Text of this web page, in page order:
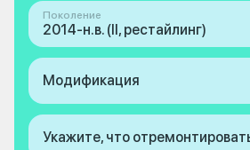
Поколение
2014-н.в. (II, рестайлинг)
Модификация
Укажите, что